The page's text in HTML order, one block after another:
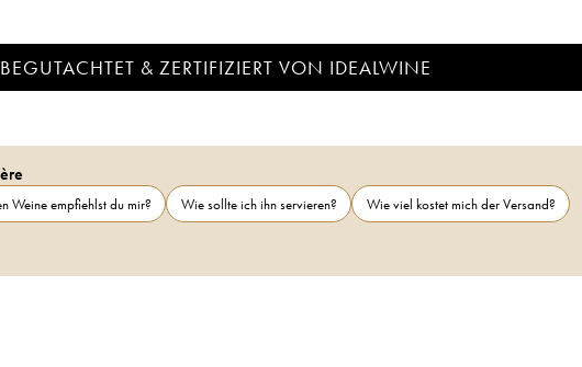
& ZERTIFIZIERT VON IDEALWINE
Weine empfiehlst du mir? Wie sollte ich ihn servieren?
Wie viel kostet mich der Versand?